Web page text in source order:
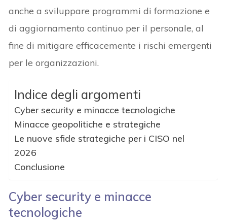
anche a sviluppare programmi di formazione e
di aggiornamento continuo per il personale, al
fine di mitigare efficacemente i rischi emergenti
per le organizzazioni.
Indice degli argomenti
Cyber security e minacce tecnologiche
Minacce geopolitiche e strategiche
Le nuove sfide strategiche per i CISO nel
2026
Conclusione
Cyber security e minacce
tecnologiche